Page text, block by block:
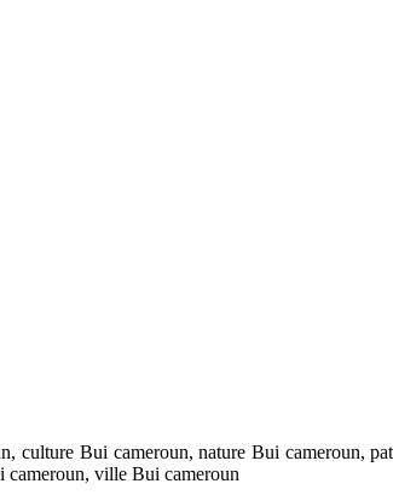
culture Bui cameroun, nature Bui cameroun,
cameroun, ville Bui cameroun